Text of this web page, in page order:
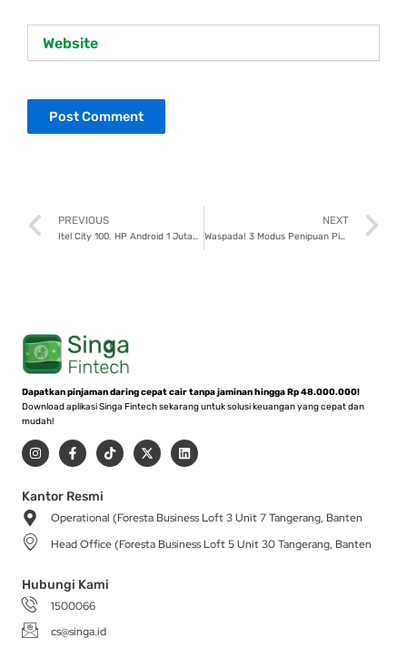
Prev
PREVIOUS NEXT
Waspada! 3 Modus Penipuan Pinjol Ilegal Bikin Banyak Orang Terjerat Utang
Dapatkan pinjaman daring cepat cair tanpa jaminan hingga Rp 48.000.000!
Download aplikasi Singa Fintech sekarang untuk solusi keuangan yang cepat dan
mudah!
I
n
s
a
g
r
a
m
F
a
c
b
o
-
T
i
k
X
-
t
t
r
L
i
n
i
Kantor Resmi
Operational (Foresta Business Loft 3 Unit 7 Tangerang, Banten
Head Office (Foresta Business Loft 5 Unit 30 Tangerang, Banten
Hubungi Kami
1500066
cs@singa.id